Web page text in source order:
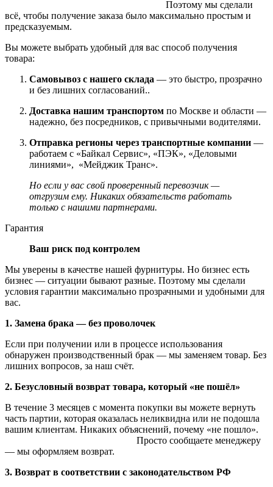
Поэтому мы сделали
всё, чтобы получение заказа было максимально простым и
предсказуемым.
Вы можете выбрать удобный для вас способ получения
товара:
Самовывоз с нашего склада — это быстро, прозрачно
и без лишних согласований..
Доставка нашим транспортом по Москве и области —
надежно, без посредников, с привычными водителями.
Отправка регионы через транспортные компании —
работаем с «Байкал Сервис», «ПЭК», «Деловыми
линиями», «Мейджик Транс».
Но если у вас свой проверенный перевозчик —
отгрузим ему. Никаких обязательств работать
только с нашими партнерами.
Гарантия
Ваш риск под контролем
Мы уверены в качестве нашей фурнитуры. Но бизнес есть
бизнес — ситуации бывают разные. Поэтому мы сделали
условия гарантии максимально прозрачными и удобными для
вас.
1. Замена брака — без проволочек
Если при получении или в процессе использования
обнаружен производственный брак — мы заменяем товар. Без
лишних вопросов, за наш счёт.
2. Безусловный возврат товара, который «не пошёл»
В течение 3 месяцев с момента покупки вы можете вернуть
часть партии, которая оказалась неликвидна или не подошла
вашим клиентам. Никаких объяснений, почему «не пошло».
Просто сообщаете менеджеру
— мы оформляем возврат.
3. Возврат в соответствии с законодательством РФ